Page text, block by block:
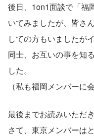
後日、1on1面談で「福
いてみましたが、皆さ
しての方もいましたが
同士、お互いの事を知
した。
（私も福岡メンバーに
最後までお読みいただ
さて、東京メンバーは